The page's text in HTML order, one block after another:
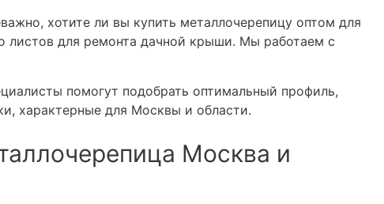
хотите ли вы купить металлочерепицу оптом для
листов для ремонта дачной крыши. Мы работаем с
помогут подобрать оптимальный профиль,
характерные для Москвы и области.
Москва и